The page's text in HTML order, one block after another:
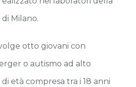
Milano.
otto giovani con
o autismo ad alto
età compresa tra i 18 anni